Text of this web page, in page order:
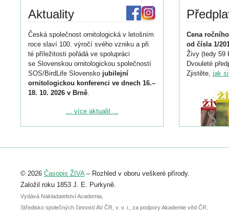
Aktuality
Česká společnost ornitologická v letošním
roce slaví 100. výročí svého vzniku a při
té příležitosti pořádá ve spolupráci
se Slovenskou ornitologickou společností
SOS/BirdLife Slovensko jubilejní
ornitologickou konferenci ve dnech 16.–
18. 10. 2026 v Brně.
Podrobnější informace ke konferenci
Registrovat se můžete do 6. září.
abstraktu přihlášené přednášky nebo
posteru je už 30. června.
... více aktualit ...
Cena
od čísla 1/
Živy (tedy 59
Dvouleté
Zjistěte, jak
© 2026 Časopis ŽIVA– Rozhled v oboru veškeré přírody.
Založil roku 1853 J. E. Purkyně.
Vydává Nakladatelství Academia,
Středisko společných činností AV ČR, v. v. i., za podpory Akademie věd ČR.